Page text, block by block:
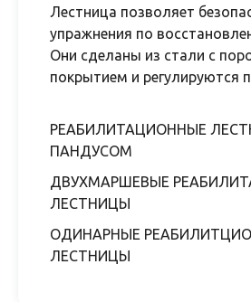
Лестница позволяет
упражнения по
Они сделаны из стали с
покрытием и регулируются
РЕАБИЛИТАЦИОННЫЕ
ПАНДУСОМ
ДВУХМАРШЕВЫЕ
ЛЕСТНИЦЫ
ОДИНАРНЫЕ
ЛЕСТНИЦЫ